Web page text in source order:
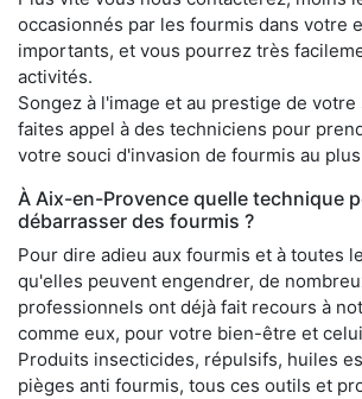
occasionnés par les fourmis dans votre
importants, et vous pourrez très
activités.
Songez à l'image et au prestige de
faites appel à des techniciens pour
votre souci d'invasion de fourmis au
À Aix-en-Provence quelle technique
débarrasser des fourmis ?
Pour dire adieu aux fourmis et à toutes
qu'elles peuvent engendrer, de
professionnels ont déjà fait recours à
comme eux, pour votre bien-être et
Produits insecticides, répulsifs, huiles
pièges anti fourmis, tous ces outils et